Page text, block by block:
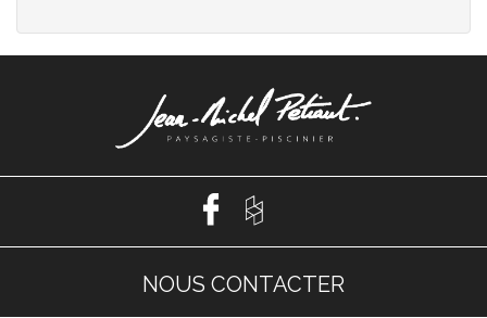
NOUS CONTACTER